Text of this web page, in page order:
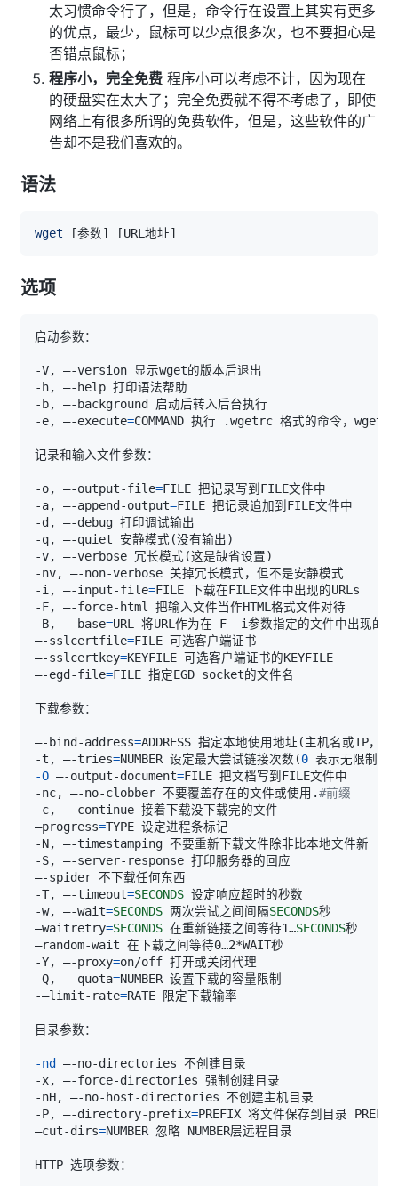
太习惯命令行了，但是，命令行在设置上其实有更多
的优点，最少，鼠标可以少点很多次，也不要担心是
否错点鼠标；
程序小，完全免费 程序小可以考虑不计，因为现在
的硬盘实在太大了；完全免费就不得不考虑了，即使
网络上有很多所谓的免费软件，但是，这些软件的广
告却不是我们喜欢的。
语法
wget [参数] [URL地址]
选项
-e, –-execute=
-o, –-output-file=
-a, –-append-output=
-q, –-quiet 安静模式 (没有输出)
-v, –-verbose 冗长模式 (这是缺省设置)
-i, –-input-file=
-B, –-base=
–-sslcertfile=
–-sslcertkey=
–-egd-file=
–-bind-address=ADDRESS 指定本地使用地址 (主机名或IP，当
-t, –-tries=NUMBER 设定最大尝试链接次数 (0 表示无限制
-O –-output-document=
-nc, –-no-clobber 不要覆盖存在的文件或使用.#前缀
–progress=
-T, –-timeout=SECONDS
-w, –-wait=SECONDS 两次尝试之间间隔SECONDS
–waitretry=SECONDS 在重新链接之间等待1…SECONDS
-Y, –-proxy=
-Q, –-quota=
-–limit-rate=
-nd
-P, –-directory-prefix=
–cut-dirs=